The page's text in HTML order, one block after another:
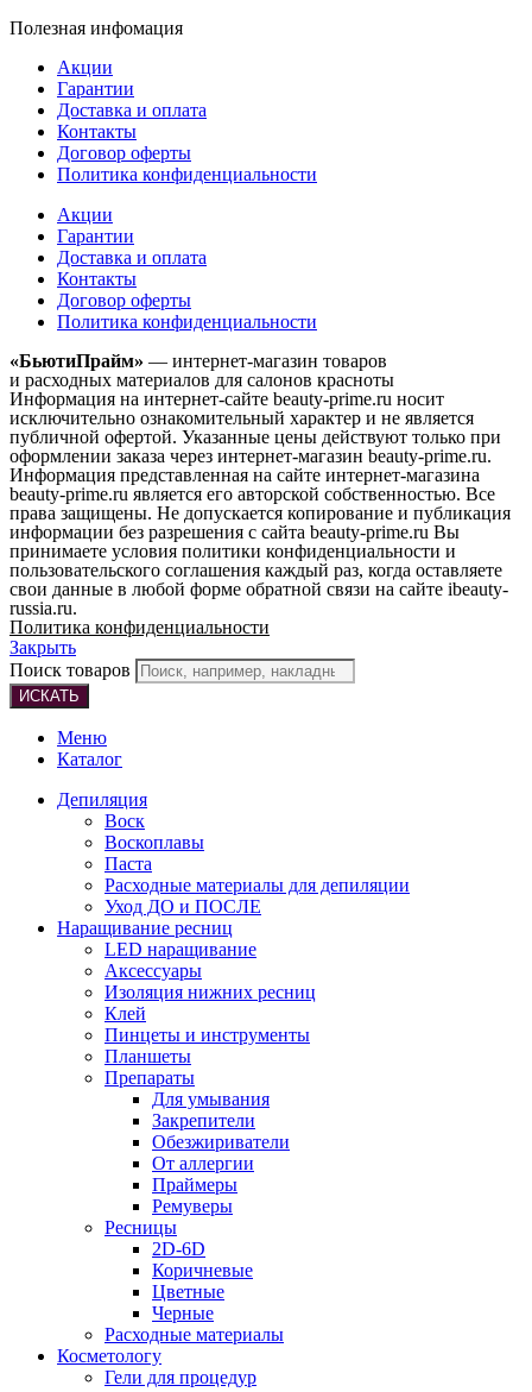
Полезная инфомация
Акции
Гарантии
Доставка и оплата
Контакты
Договор оферты
Политика конфиденциальности
Акции
Гарантии
Доставка и оплата
Контакты
Договор оферты
Политика конфиденциальности
«БьютиПрайм» — интернет-магазин товаров
и расходных материалов для салонов красноты
Информация на интернет-сайте beauty-prime.ru носит
исключительно ознакомительный характер и не является
публичной офертой. Указанные цены действуют только при
оформлении заказа через интернет-магазин beauty-prime.ru.
Информация представленная на сайте интернет-магазина
beauty-prime.ru является его авторской собственностью. Все
права защищены. Не допускается копирование и публикация
информации без разрешения с сайта beauty-prime.ru Вы
принимаете условия политики конфиденциальности и
пользовательского соглашения каждый раз, когда оставляете
свои данные в любой форме обратной связи на сайте ibeauty-
russia.ru.
Политика конфиденциальности
Закрыть
Поиск товаров
ИСКАТЬ
Меню
Каталог
Депиляция
Воск
Воскоплавы
Паста
Расходные материалы для депиляции
Уход ДО и ПОСЛЕ
Наращивание ресниц
LED наращивание
Аксессуары
Изоляция нижних ресниц
Клей
Пинцеты и инструменты
Планшеты
Препараты
Для умывания
Закрепители
Обезжириватели
От аллергии
Праймеры
Ремуверы
Ресницы
2D-6D
Коричневые
Цветные
Черные
Расходные материалы
Косметологу
Гели для процедур